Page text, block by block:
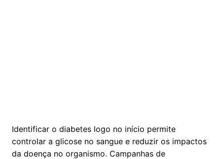
Identificar o diabetes logo no início permite
controlar a glicose no sangue e reduzir os impactos
da doença no organismo. Campanhas de